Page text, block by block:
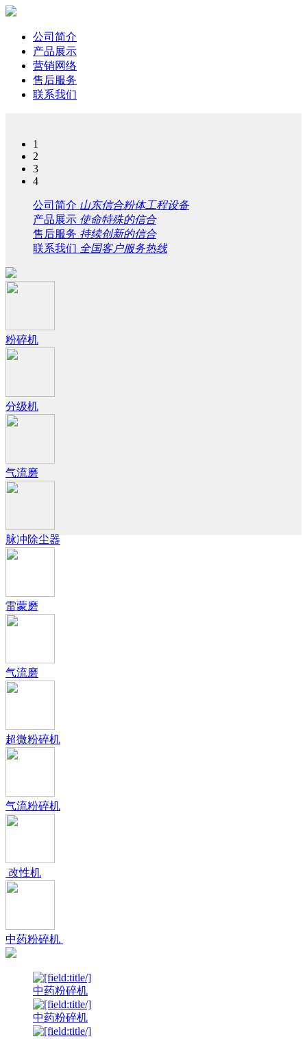
公司简介
产品展示
营销网络
售后服务
联系我们
1
2
3
4
公司简介 山东信合粉体工程设备
产品展示 使命特殊的信合
售后服务 持续创新的信合
联系我们 全国客户服务热线
粉碎机
分级机
气流磨
脉冲除尘器
雷蒙磨
气流磨
超微粉碎机
气流粉碎机
改性机
中药粉碎机
中药粉碎机
中药粉碎机